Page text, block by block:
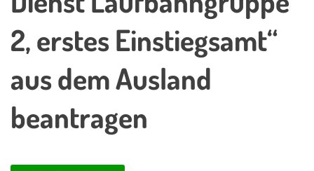
2, erstes Einstiegsamt“
aus dem Ausland
beantragen